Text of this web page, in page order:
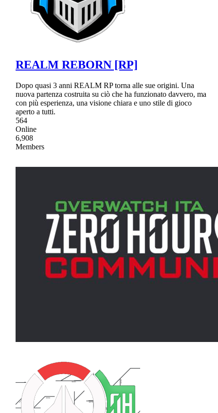
REALM REBORN [RP]
Dopo quasi 3 anni REALM RP torna alle sue origini. Una
nuova partenza costruita su ciò che ha funzionato davvero, ma
con più esperienza, una visione chiara e uno stile di gioco
aperto a tutti.
564
Online
6,908
Members